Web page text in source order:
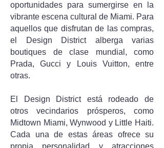
oportunidades para sumergirse en la
vibrante escena cultural de Miami. Para
aquellos que disfrutan de las compras,
el Design District alberga varias
boutiques de clase mundial, como
Prada, Gucci y Louis Vuitton, entre
otras.
El Design District está rodeado de
otros vecindarios prósperos, como
Midtown Miami, Wynwood y Little Haiti.
Cada una de estas áreas ofrece su
propia personalidad y atracciones